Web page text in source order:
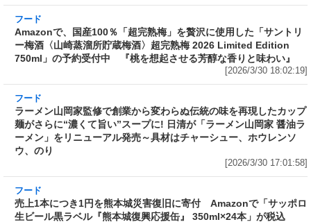
750ml」の予約受付中 『桃を想起させる芳醇な香りと味わい』
フード
ラーメン山岡家監修で創業から変わらぬ伝統の味を再現したカップ
麺がさらに“濃くて旨い”スープに! 日清が「ラーメン山岡家 醤油ラ
ーメン」をリニューアル発売～具材はチャーシュー、ホウレンソ
ウ、のり
[2026/3/30 17:01:58]
フード
売上1本につき1円を熊本城災害復旧に寄付 Amazonで「サッポロ
生ビール黒ラベル『熊本城復興応援缶』 350ml×24本」が税込
5,180円! 発売から10年、昨年までの累計寄付金額は6,344,952円